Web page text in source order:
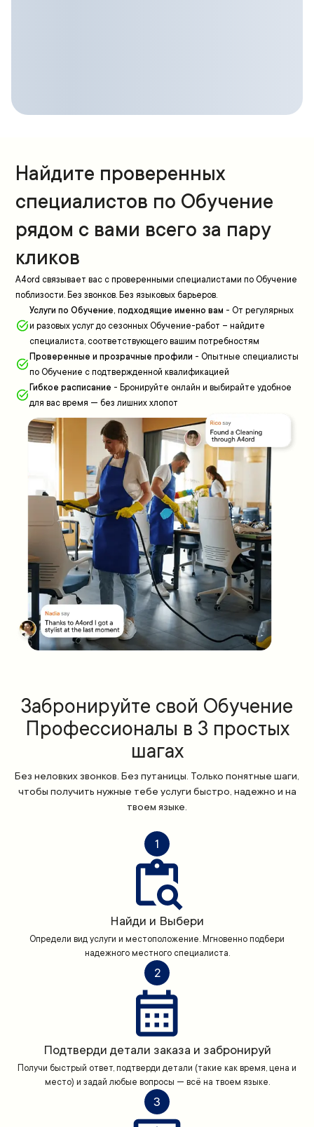
Найдите проверенных
специалистов по Обучение
рядом с вами всего за пару
кликов
A4ord связывает вас с проверенными специалистами по Обучение
поблизости. Без звонков. Без языковых барьеров.
Услуги по Обучение, подходящие именно вам - От регулярных
и разовых услуг до сезонных Обучение-работ – найдите
специалиста, соответствующего вашим потребностям
Проверенные и прозрачные профили - Опытные специалисты
по Обучение с подтвержденной квалификацией
Гибкое расписание - Бронируйте онлайн и выбирайте удобное
для вас время — без лишних хлопот
Забронируйте свой Обучение
Профессионалы в 3 простых
шагах
Без неловких звонков. Без путаницы. Только понятные шаги,
чтобы получить нужные тебе услуги быстро, надежно и на
твоем языке.
1
Найди и Выбери
Определи вид услуги и местоположение. Мгновенно подбери
надежного местного специалиста.
2
Подтверди детали заказа и забронируй
Получи быстрый ответ, подтверди детали (такие как время, цена и
место) и задай любые вопросы — всё на твоем языке.
3